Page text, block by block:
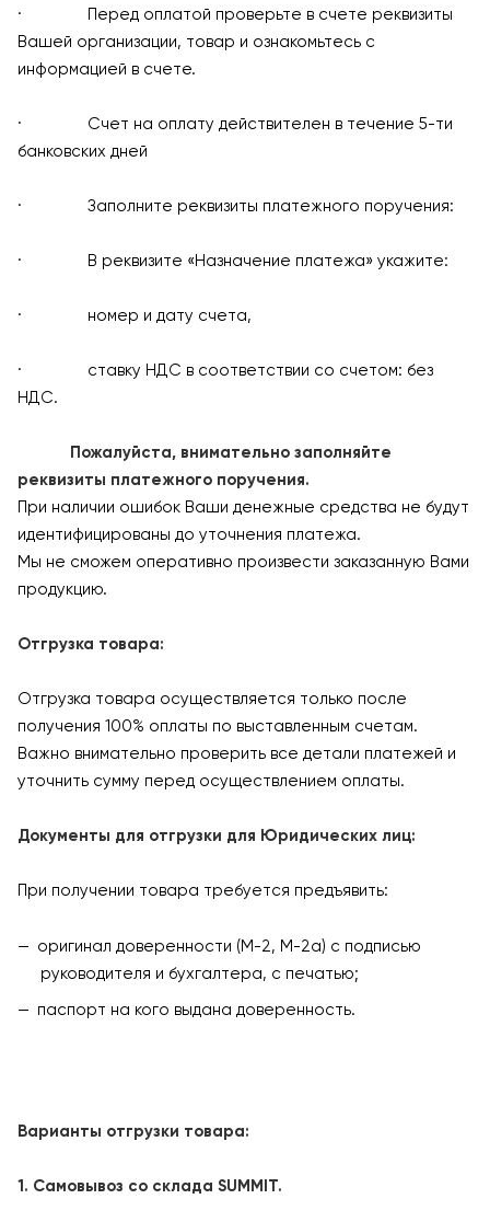
· Перед оплатой проверьте в счете реквизиты
Вашей организации, товар и ознакомьтесь с
информацией в счете.
· Счет на оплату действителен в течение 5-ти
банковских дней
· Заполните реквизиты платежного поручения:
· В реквизите «Назначение платежа» укажите:
· номер и дату счета,
· ставку НДС в соответствии со счетом: без
НДС.
Пожалуйста, внимательно заполняйте
реквизиты платежного поручения.
При наличии ошибок Ваши денежные средства не будут
идентифицированы до уточнения платежа.
Мы не сможем оперативно произвести заказанную Вами
продукцию.
Отгрузка товара:
Отгрузка товара осуществляется только после
получения 100% оплаты по выставленным счетам.
Важно внимательно проверить все детали платежей и
уточнить сумму перед осуществлением оплаты.
Документы для отгрузки для Юридических лиц:
При получении товара требуется предъявить:
оригинал доверенности (М-2, М-2а) с подписью
руководителя и бухгалтера, с печатью;
паспорт на кого выдана доверенность.
Варианты отгрузки товара:
1. Самовывоз со склада SUMMIT.